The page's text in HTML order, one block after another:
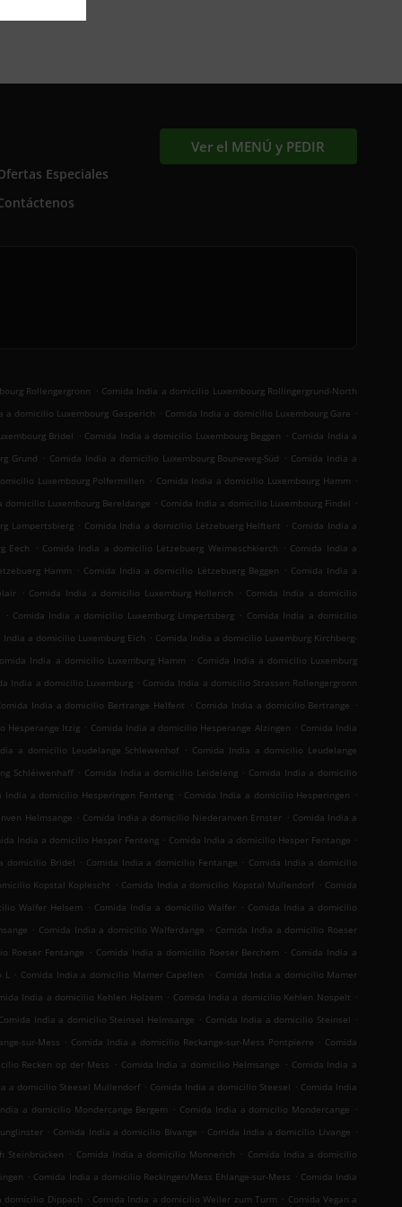
Especiales
Ver el MENÚ y PEDIR
Rollengergronn . Comida India a domicilio Luxembourg Rollingergrund-North
a domicilio Luxembourg Gasperich . Comida India a domicilio Luxembourg Gare .
Bridel . Comida India a domicilio Luxembourg Beggen . Comida India a
Grund . Comida India a domicilio Luxembourg Bouneweg-Süd . Comida India a
Luxembourg Polfermillen . Comida India a domicilio Luxembourg Hamm .
domicilio Luxembourg Bereldange . Comida India a domicilio Luxembourg Findel .
Lampertsbierg . Comida India a domicilio Lëtzebuerg Helftent . Comida India a
Eech . Comida India a domicilio Lëtzebuerg Weimeschkierch . Comida India a
Hamm . Comida India a domicilio Lëtzebuerg Beggen . Comida India a
. Comida India a domicilio Luxemburg Hollerich . Comida India a domicilio
. Comida India a domicilio Luxemburg Limpertsberg . Comida India a domicilio
India a domicilio Luxemburg Eich . Comida India a domicilio Luxemburg Kirchberg-
India a domicilio Luxemburg Hamm . Comida India a domicilio Luxemburg
India a domicilio Luxemburg . Comida India a domicilio Strassen Rollengergronn
India a domicilio Bertrange Helfent . Comida India a domicilio Bertrange .
Hesperange Itzig . Comida India a domicilio Hesperange Alzingen . Comida India
a domicilio Leudelange Schlewenhof . Comida India a domicilio Leudelange
Schléiwenhaff . Comida India a domicilio Leideleng . Comida India a domicilio
India a domicilio Hesperingen Fenteng . Comida India a domicilio Hesperingen .
Helmsange . Comida India a domicilio Niederanven Ernster . Comida India a
India a domicilio Hesper Fenteng . Comida India a domicilio Hesper Fentange .
domicilio Bridel . Comida India a domicilio Fentange . Comida India a domicilio
Kopstal Koplescht . Comida India a domicilio Kopstal Mullendorf . Comida
Walfer Helsem . Comida India a domicilio Walfer . Comida India a domicilio
. Comida India a domicilio Walferdange . Comida India a domicilio Roeser
Roeser Fentange . Comida India a domicilio Roeser Berchem . Comida India a
L . Comida India a domicilio Mamer Capellen . Comida India a domicilio Mamer
India a domicilio Kehlen Holzem . Comida India a domicilio Kehlen Nospelt .
Comida India a domicilio Steinsel Helmsange . Comida India a domicilio Steinsel .
sur-Mess . Comida India a domicilio Reckange-sur-Mess Pontpierre . Comida
Recken op der Mess . Comida India a domicilio Helmsange . Comida India a
a domicilio Steesel Mullendorf . Comida India a domicilio Steesel . Comida India
a domicilio Mondercange Bergem . Comida India a domicilio Mondercange .
. Comida India a domicilio Bivange . Comida India a domicilio Livange .
Steinbrücken . Comida India a domicilio Monnerich . Comida India a domicilio
. Comida India a domicilio Reckingen/Mess Ehlange-sur-Mess . Comida India
domicilio Dippach . Comida India a domicilio Weiler zum Turm . Comida Vegan a